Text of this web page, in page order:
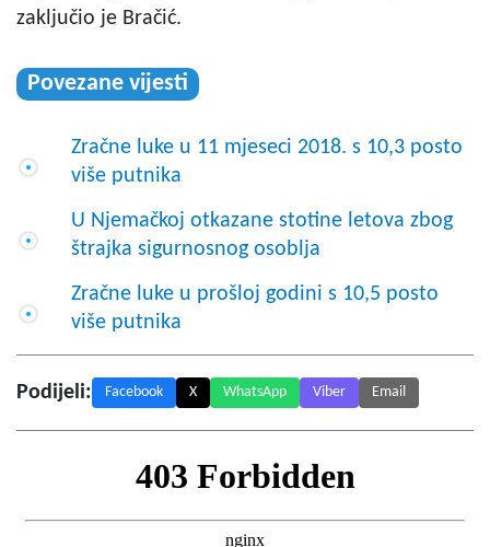
zaključio je Bračić.
Povezane vijesti
Zračne luke u 11 mjeseci 2018. s 10,3 posto
više putnika
U Njemačkoj otkazane stotine letova zbog
štrajka sigurnosnog osoblja
Zračne luke u prošloj godini s 10,5 posto
više putnika
Podijeli: Facebook X WhatsApp Viber Email